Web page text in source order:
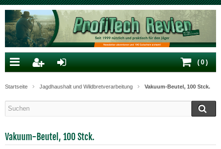
( 0 )
Startseite Jagdhaushalt und Wildbretverarbeitung Vakuum-Beutel, 100 Stck.
Vakuum-Beutel, 100 Stck.